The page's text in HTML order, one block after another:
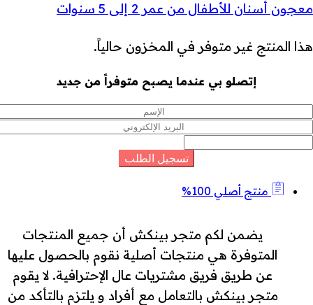
معجون أسنان للأطفال من عمر 2 إلى 5 سنوات
هذا المنتج غير متوفر في المخزون حالياً.
إتصلو بي عندما يصبح متوفراً من جديد
منتج أصلي 100%
يضمن لكم متجر بينكش أن جميع المنتجات
المتوفرة هي منتجات أصلية نقوم بالحصول عليها
عن طريق فريق مشتريات عال الإحترافية. لا يقوم
متجر بينكش بالتعامل مع أفراد و يلتزم بالتأكد من